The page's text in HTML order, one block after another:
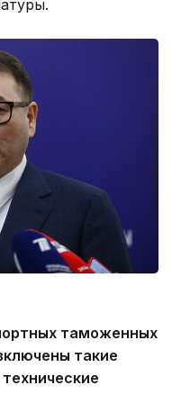
таможенных
такие